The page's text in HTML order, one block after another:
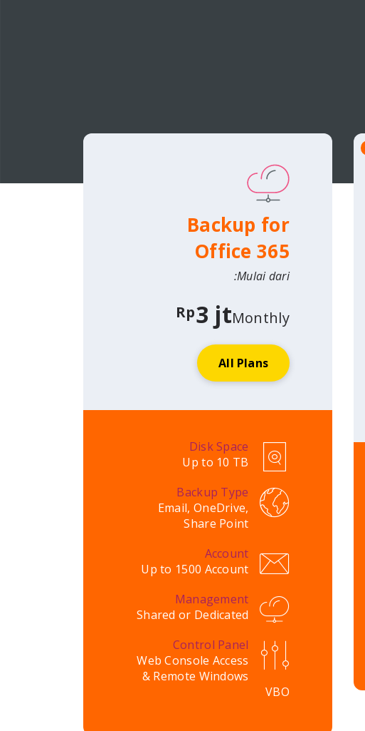
Backup for
Office 365
Mulai dari:
Rp3 jtMonthly
All Plans
Disk Space
Up to 10 TB
Backup Type
Email, OneDrive,
Share Point
Account
Up to 1500 Account
Management
Shared or Dedicated
Control Panel
Web Console Access
& Remote Windows
VBO